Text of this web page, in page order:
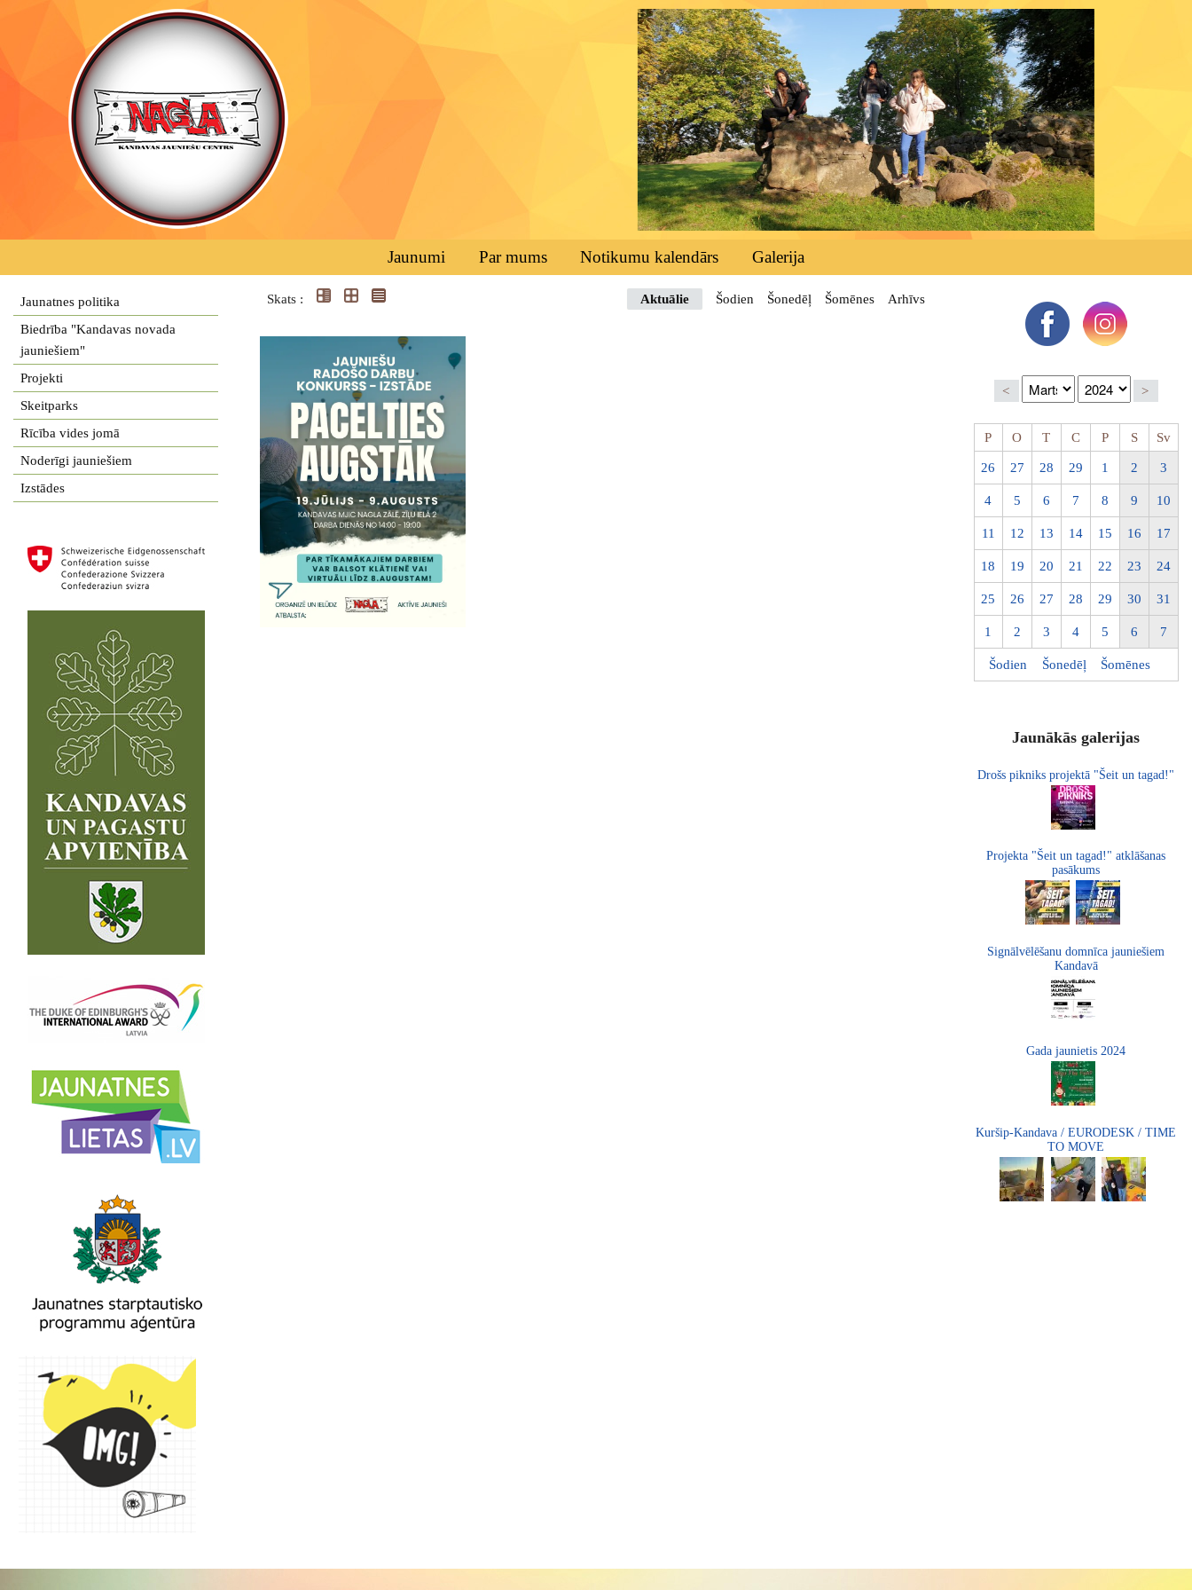
Jaunumi Par mums Notikumu kalendārs Galerija
Jaunatnes politika
Biedrība "Kandavas novada
jauniešiem"
Projekti
Skeitparks
Rīcība vides jomā
Noderīgi jauniešiem
Izstādes
Skats : Aktuālie Šodien Šonedēļ Šomēnes Arhīvs
< >
P O T C P S Sv
26 27 28 29 1 2 3
4 5 6 7 8 9 10
11 12 13 14 15 16 17
18 19 20 21 22 23 24
25 26 27 28 29 30 31
1 2 3 4 5 6 7
Šodien Šonedēļ Šomēnes
Jaunākās galerijas
Drošs pikniks projektā "Šeit un tagad!"
Projekta "Šeit un tagad!" atklāšanas
pasākums
Signālvēlēšanu domnīca jauniešiem
Kandavā
Gada jaunietis 2024
Kuršip-Kandava / EURODESK / TIME
TO MOVE